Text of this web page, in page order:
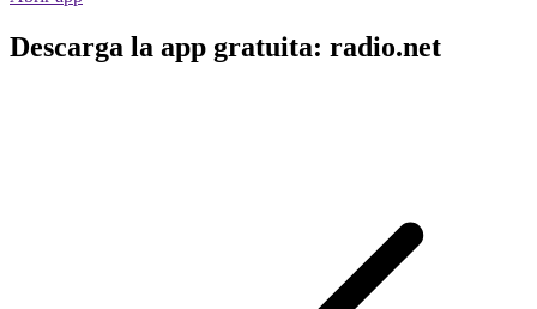
Descarga la app gratuita: radio.net